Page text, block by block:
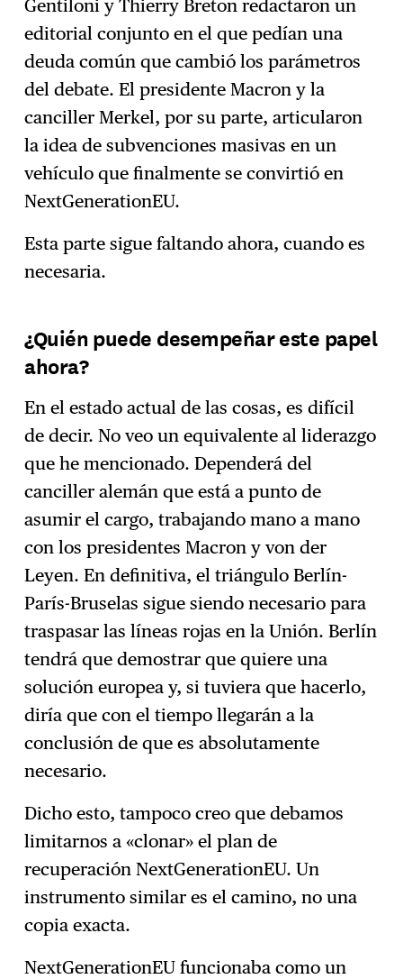
Gentiloni y Thierry Breton redactaron un
editorial conjunto en el que pedían una
deuda común que cambió los parámetros
del debate. El presidente Macron y la
canciller Merkel, por su parte, articularon
la idea de subvenciones masivas en un
vehículo que finalmente se convirtió en
NextGenerationEU.
Esta parte sigue faltando ahora, cuando es
necesaria.
¿Quién puede desempeñar este papel
ahora?
En el estado actual de las cosas, es difícil
de decir. No veo un equivalente al liderazgo
que he mencionado. Dependerá del
canciller alemán que está a punto de
asumir el cargo, trabajando mano a mano
con los presidentes Macron y von der
Leyen. En definitiva, el triángulo Berlín-
París-Bruselas sigue siendo necesario para
traspasar las líneas rojas en la Unión. Berlín
tendrá que demostrar que quiere una
solución europea y, si tuviera que hacerlo,
diría que con el tiempo llegarán a la
conclusión de que es absolutamente
necesario.
Dicho esto, tampoco creo que debamos
limitarnos a «clonar» el plan de
recuperación NextGenerationEU. Un
instrumento similar es el camino, no una
copia exacta.
NextGenerationEU funcionaba como un